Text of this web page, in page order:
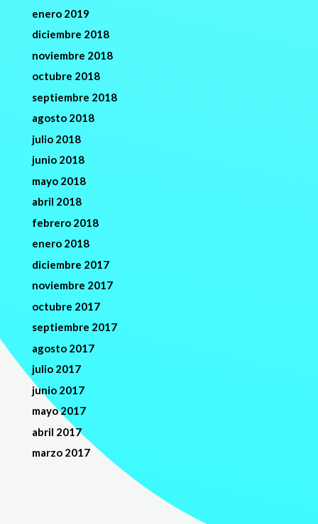
enero 2019
diciembre 2018
noviembre 2018
octubre 2018
septiembre 2018
agosto 2018
julio 2018
junio 2018
mayo 2018
abril 2018
febrero 2018
enero 2018
diciembre 2017
noviembre 2017
octubre 2017
septiembre 2017
agosto 2017
julio 2017
junio 2017
mayo 2017
abril 2017
marzo 2017